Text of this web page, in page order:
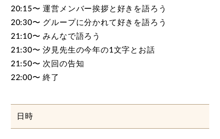
20:15〜 運営メンバー挨拶と好きを語ろう
20:30〜 グループに分かれて好きを語ろう
21:10〜 みんなで語ろう
21:30〜 汐見先生の今年の1文字とお話
21:50〜 次回の告知
22:00〜 終了
日時